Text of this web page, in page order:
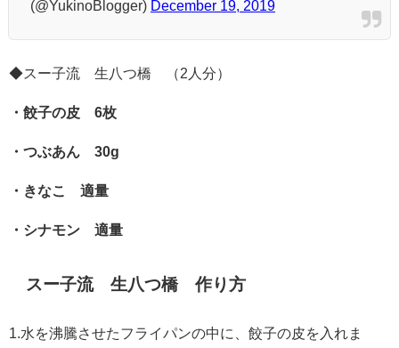
(@YukinoBlogger) December 19, 2019
◆スー子流 生八つ橋 （2人分）
・餃子の皮 6枚
・つぶあん 30g
・きなこ 適量
・シナモン 適量
スー子流 生八つ橋 作り方
1.水を沸騰させたフライパンの中に、餃子の皮を入れま